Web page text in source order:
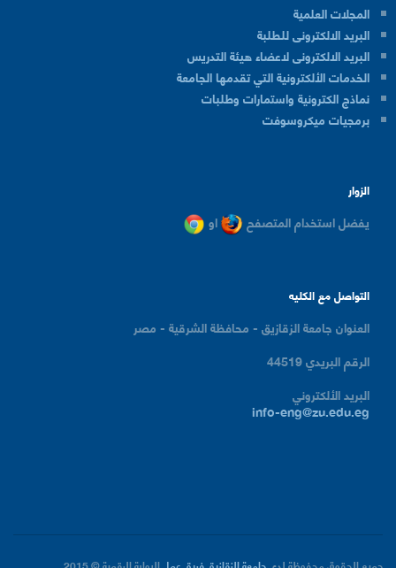
المجلات العلمية
البريد الالكترونى للطلبة
البريد الالكترونى لاعضاء هيئة التدريس
الخدمات الألكترونية التي تقدمها الجامعة
نماذج الكترونية واستمارات وطلبات
برمجيات ميكروسوفت
الزوار
يفضل استخدام المتصفح او
التواصل مع الكليه
العنوان جامعة الزقازيق - محافظة الشرقية - مصر
الرقم البريدي44519
البريد الألكتروني
info-eng@zu.edu.eg